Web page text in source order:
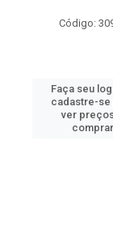
Código:
Faça seu
cadastre-se
ver
comprar